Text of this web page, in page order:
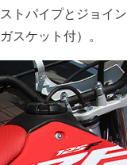
トパイプとジョイン
スケット付）。